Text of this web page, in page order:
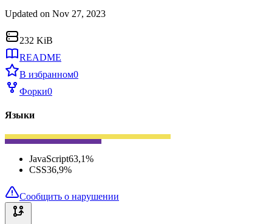
Updated on Nov 27, 2023
232 KiB
README
В избранном0
Форки0
Языки
JavaScript63,1%
CSS36,9%
Сообщить о нарушении